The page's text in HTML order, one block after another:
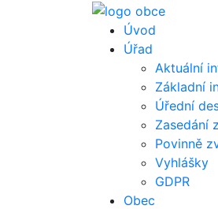
Úvod
Úřad
Aktuální
Základní
Úřední
Zasedání
Povinně
Vyhlášky
GDPR
Obec